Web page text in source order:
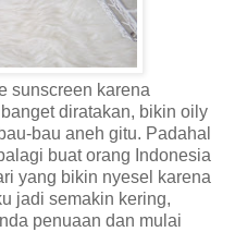
sunscreen karena
diratakan, bikin oily
bau aneh gitu. Padahal
buat orang Indonesia
yang bikin nyesel karena
jadi semakin kering,
penuaan dan mulai